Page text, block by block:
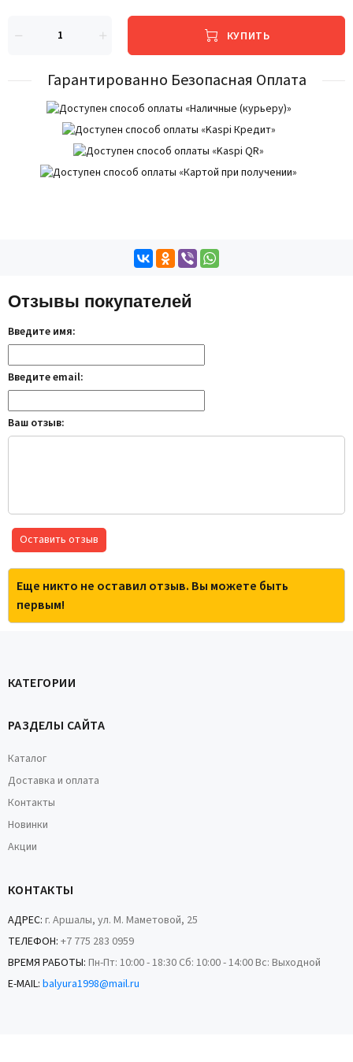
КУПИТЬ
Гарантированно Безопасная Оплата
Отзывы покупателей
Введите имя:
Введите email:
Ваш отзыв:
Оставить отзыв
Еще никто не оставил отзыв. Вы можете быть
первым!
КАТЕГОРИИ
РАЗДЕЛЫ САЙТА
Каталог
Доставка и оплата
Контакты
Новинки
Акции
КОНТАКТЫ
АДРЕС: г. Аршалы, ул. М. Маметовой, 25
ТЕЛЕФОН: +7 775 283 0959
ВРЕМЯ РАБОТЫ: Пн-Пт: 10:00 - 18:30 Сб: 10:00 - 14:00 Вс: Выходной
E-MAIL: balyura1998@mail.ru